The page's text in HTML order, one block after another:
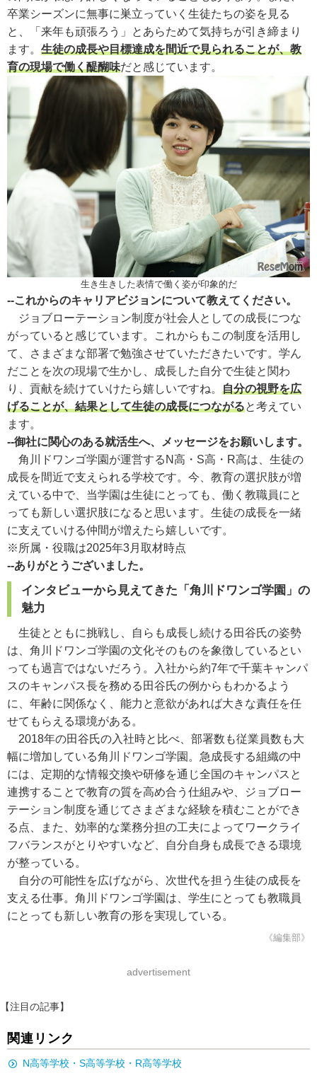
卒業シーズンに無事に巣立っていく生徒たちの姿を見る
と、「来年も頑張ろう」とあらためて気持ちが引き締まり
ます。 生徒の成長や目標達成を間近で見られることが、教
育の現場で働く醍醐味だと感じています。
生き生きした表情で働く姿が印象的だ
--これからのキャリアビジョンについて教えてください。
ジョブローテーション制度が社会人としての成長につな
がっていると感じています。これからもこの制度を活用し
て、さまざまな部署で勉強させていただきたいです。学ん
だことを次の現場で生かし、成長した自分で生徒と関わ
り、貢献を続けていけたら嬉しいですね。 自分の視野を広
げることが、結果として生徒の成長につながると考えてい
ます。
--御社に関心のある就活生へ、メッセージをお願いします。
角川ドワンゴ学園が運営するN高・S高・R高は、生徒の
成長を間近で支えられる学校です。今、教育の選択肢が増
えている中で、当学園は生徒にとっても、働く教職員にと
っても新しい選択肢になると思います。生徒の成長を一緒
に支えていける仲間が増えたら嬉しいです。
※所属・役職は2025年3月取材時点
--ありがとうございました。
インタビューから見えてきた「角川ドワンゴ学園」の
魅力
生徒とともに挑戦し、自らも成長し続ける田谷氏の姿勢
は、角川ドワンゴ学園の文化そのものを象徴しているとい
っても過言ではないだろう。入社から約7年で千葉キャンパ
スのキャンパス長を務める田谷氏の例からもわかるよう
に、年齢に関係なく、能力と意欲があれば大きな責任を任
せてもらえる環境がある。
2018年の田谷氏の入社時と比べ、部署数も従業員数も大
幅に増加している角川ドワンゴ学園。急成長する組織の中
には、定期的な情報交換や研修を通じ全国のキャンパスと
連携することで教育の質を高め合う仕組みや、ジョブロー
テーション制度を通じてさまざまな経験を積むことができ
る点、また、効率的な業務分担の工夫によってワークライ
フバランスがとりやすいなど、自分自身も成長できる環境
が整っている。
自分の可能性を広げながら、次世代を担う生徒の成長を
支える仕事。角川ドワンゴ学園は、学生にとっても教職員
にとっても新しい教育の形を実現している。
《編集部》
advertisement
【注目の記事】
関連リンク
N高等学校・S高等学校・R高等学校